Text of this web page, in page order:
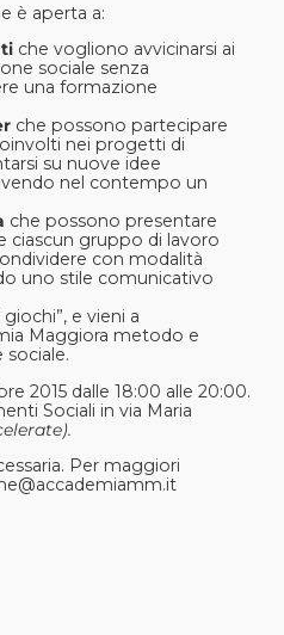
è aperta a:
che vogliono avvicinarsi ai
sociale senza
una formazione
che possono partecipare
nei progetti di
su nuove idee
nel contempo un
che possono presentare
ciascun gruppo di lavoro
con modalità
uno stile comunicativo
e vieni a
Maggiora metodo e
2015 dalle 18:00 alle 20:00.
Sociali in via Maria
Per maggiori